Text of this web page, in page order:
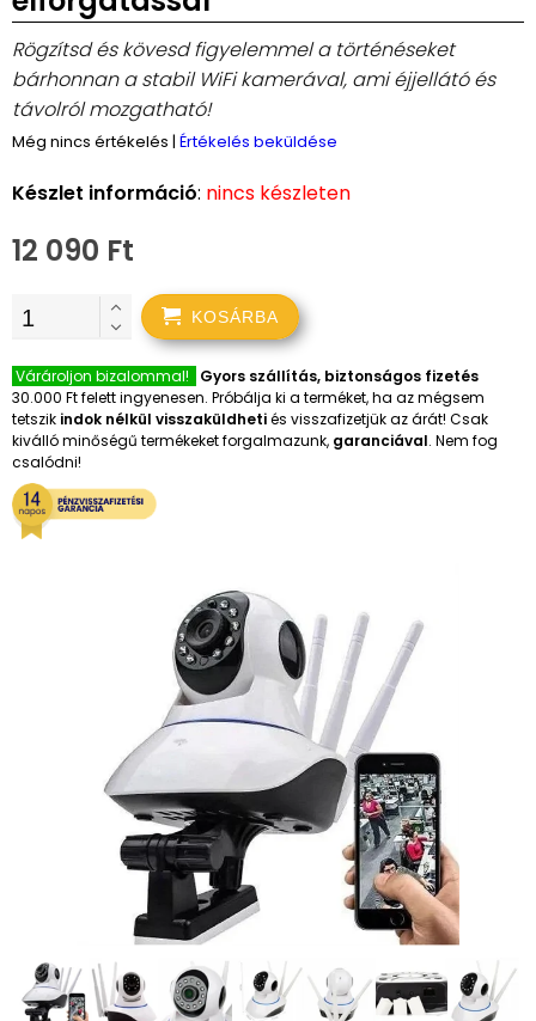
Rögzítsd és kövesd figyelemmel a történéseket
bárhonnan a stabil WiFi kamerával, ami éjjellátó és
távolról mozgatható!
Még nincs értékelés | Értékelés beküldése
Készlet információ: nincs készleten
12 090 Ft
KOSÁRBA
Várároljon bizalommal!
Gyors szállítás, biztonságos fizetés
30.000 Ft felett ingyenesen. Próbálja ki a terméket, ha az mégsem
tetszik indok nélkül visszaküldhetiés visszafizetjük az árát! Csak
kiválló minőségű termékeket forgalmazunk, garanciával. Nem fog
csalódni!